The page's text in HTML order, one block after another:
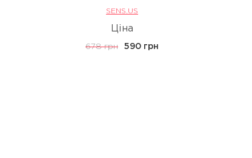
SENS.US
Ціна
678 грн 590 грн